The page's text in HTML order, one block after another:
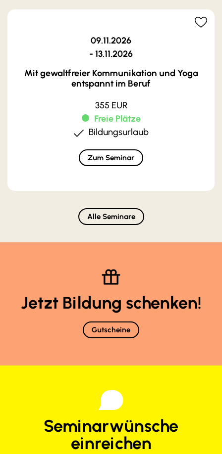
09.11.2026
- 13.11.2026
Mit gewaltfreier Kommunikation und Yoga
entspannt im Beruf
355 EUR
Freie Plätze
Bildungsurlaub
Zum Seminar
Alle Seminare
Jetzt Bildung schenken!
Gutscheine
Seminarwünsche
einreichen